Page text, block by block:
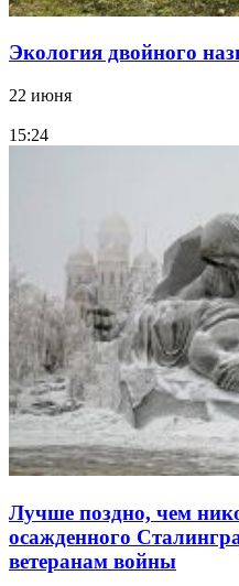
Экология двойного
22 июня
15:24
Лучше поздно, чем
осажденного
ветеранам войны